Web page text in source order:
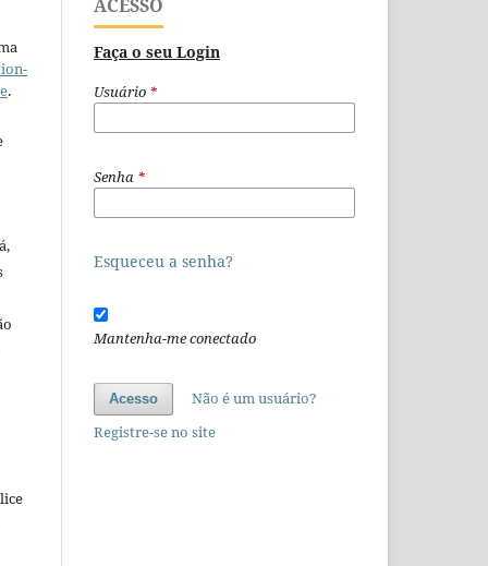
.
ACESSO
Faça o seu Login
Usuário *
Senha *
Esqueceu a senha?
Mantenha-me conectado
Acesso
Não é um usuário?
Registre-se no site